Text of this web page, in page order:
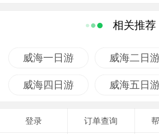
岛、三观亭、仙人桥、锁龙石、垛
别墅可住宿，海鲜也很便宜。
相关推荐
威海一日游 威海二日
威海四日游 威海五日
登录 订单查询